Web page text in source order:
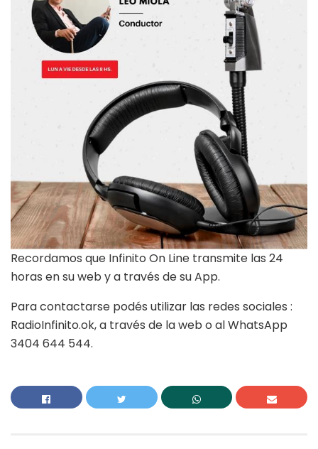
Recordamos que Infinito On Line transmite las 24
horas en su web y a través de su App.
Para contactarse podés utilizar las redes sociales :
RadioInfinito.ok, a través de la web o al WhatsApp
3404 644 544.